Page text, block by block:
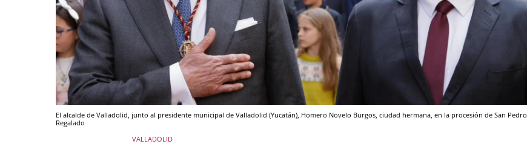
El alcalde de Valladolid, junto al presidente municipal de Valladolid (Yucatán), Homero Novelo Burgos, ciudad hermana, en la procesión de San Pedro
Regalado
VALLADOLID